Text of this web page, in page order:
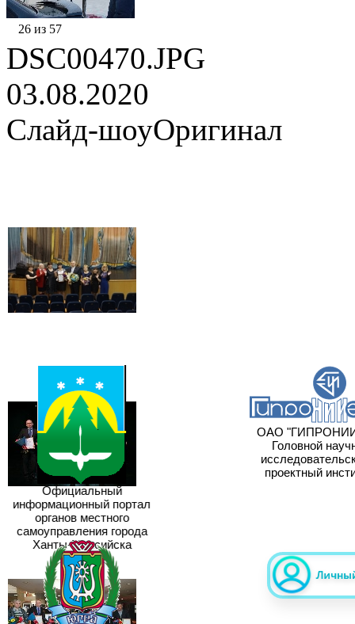
26 из 57
DSC00470.JPG
03.08.2020
Слайд-шоуОригинал
Официальный
информационный портал
органов местного
самоуправления города
Ханты-Мансийска
ОАО
Головной
проектный